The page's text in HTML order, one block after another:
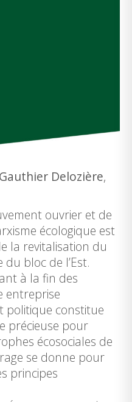
Gauthier Delozière,
ouvrier et de
écologique est
la revitalisation du
bloc de l’Est.
à la fin des
entreprise
politique constitue
précieuse pour
écosociales de
se donne pour
principes